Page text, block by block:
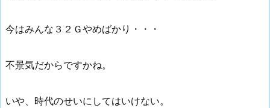
今はみんな３２Ｇやめばかり・・・
不景気だからですかね。
いや、時代のせいにしてはいけない。